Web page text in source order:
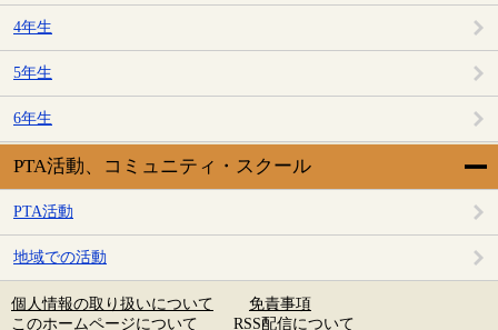
4年生
5年生
6年生
PTA活動、コミュニティ・スクール
PTA活動
地域での活動
個人情報の取り扱いについて
免責事項
このホームページについて
RSS配信について